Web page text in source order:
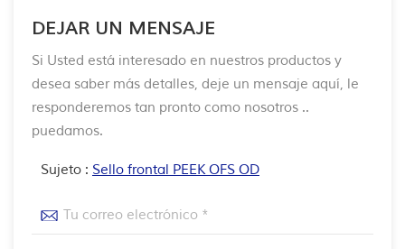
DEJAR UN MENSAJE
Si Usted está interesado en nuestros productos y
desea saber más detalles, deje un mensaje aquí, le
responderemos tan pronto como nosotros ..
puedamos.
Sujeto : Sello frontal PEEK OFS OD